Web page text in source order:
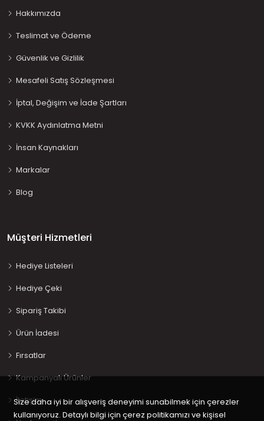
Hakkımızda
Teslimat ve Ödeme
Güvenlik ve Gizlilik
Mesafeli Satış Sözleşmesi
İptal, Değişim ve İade Şartları
KVKK Aydınlatma Metni
İnsan Kaynakları
Markalar
Blog
Müşteri Hizmetleri
Hediye Listeleri
Hediye Çeki
Sipariş Takibi
Ürün İadesi
Fırsatlar
Kampanyalı Ürünler
İletişim
Size daha iyi bir alışveriş deneyimi sunabilmek için çerezler
kullanıyoruz. Detaylı bilgi için çerez politikamızı ve kişisel